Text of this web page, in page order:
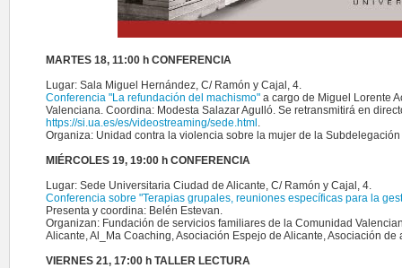
MARTES 18, 11:00 h CONFERENCIA
Lugar: Sala Miguel Hernández, C/ Ramón y Cajal, 4.
Conferencia "La refundación del machismo"a cargo de Miguel Lorente
Valenciana. Coordina: Modesta Salazar Agulló. Se retransmitirá en
https://si.ua.es/es/videostreaming/sede.html .
Organiza: Unidad contra la violencia sobre la mujer de la
MIÉRCOLES 19, 19:00 h CONFERENCIA
Lugar: Sede Universitaria Ciudad de Alicante, C/ Ramón y Cajal, 4.
Conferencia sobre "Terapias grupales, reuniones específicas para la
Presenta y coordina: Belén Estevan.
Organizan: Fundación de servicios familiares de la Comunidad
Alicante, Al_Ma Coaching, Asociación Espejo de Alicante, Asociación de
VIERNES 21, 17:00 h TALLER LECTURA